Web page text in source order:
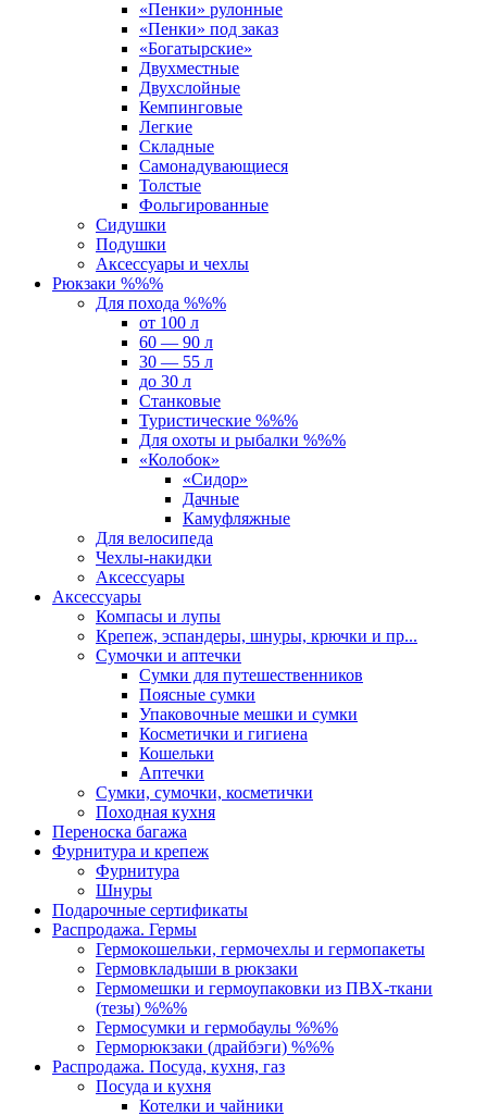
«Пенки» рулонные
«Пенки» под заказ
«Богатырские»
Двухместные
Двухслойные
Кемпинговые
Легкие
Складные
Самонадувающиеся
Толстые
Фольгированные
Сидушки
Подушки
Аксессуары и чехлы
Рюкзаки %%%
Для похода %%%
от 100 л
60 — 90 л
30 — 55 л
до 30 л
Станковые
Туристические %%%
Для охоты и рыбалки %%%
«Колобок»
«Сидор»
Дачные
Камуфляжные
Для велосипеда
Чехлы-накидки
Аксессуары
Аксессуары
Компасы и лупы
Крепеж, эспандеры, шнуры, крючки и пр...
Сумочки и аптечки
Сумки для путешественников
Поясные сумки
Упаковочные мешки и сумки
Косметички и гигиена
Кошельки
Аптечки
Сумки, сумочки, косметички
Походная кухня
Переноска багажа
Фурнитура и крепеж
Фурнитура
Шнуры
Подарочные сертификаты
Распродажа. Гермы
Гермокошельки, гермочехлы и гермопакеты
Гермовкладыши в рюкзаки
Гермомешки и гермоупаковки из ПВХ-ткани
(тезы) %%%
Гермосумки и гермобаулы %%%
Герморюкзаки (драйбэги) %%%
Распродажа. Посуда, кухня, газ
Посуда и кухня
Котелки и чайники